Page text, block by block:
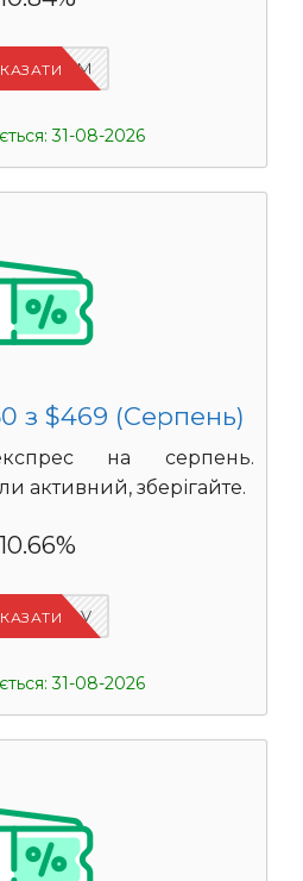
IFP33WRM
31-08-2026
з $469 (Серпень)
на серпень.
активний, зберігайте.
10.66%
IFPHE6DV
31-08-2026